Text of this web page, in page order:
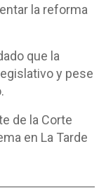
la reforma
que la
y pese
de la Corte
en La Tarde